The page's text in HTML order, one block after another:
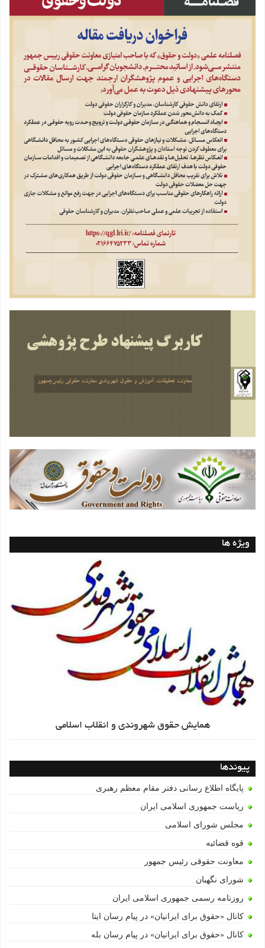
ویژه ها
همایش حقوق شهروندی و انقلاب اسلامی
پیوندها
پایگاه اطلاع رسانی دفتر مقام معظم رهبری
ریاست جمهوری اسلامی ایران
مجلس شورای اسلامی
قوه قضائیه
معاونت حقوقی رئیس جمهور
شورای نگهبان
روزنامه رسمی جمهوری اسلامی ایران
کانال «حقوق برای ایرانیان» در پیام رسان ایتا
کانال «حقوق برای ایرانیان» در پیام رسان بله